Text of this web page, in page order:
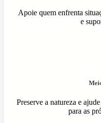
Apoie quem enfrenta
e
Preserve a natureza e
para as